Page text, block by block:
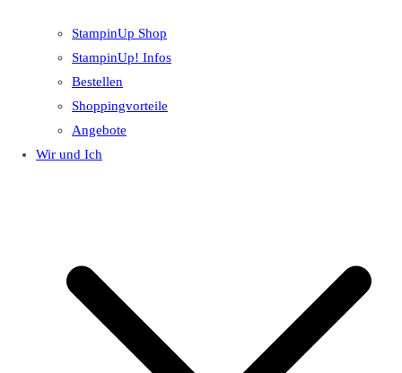
StampinUp Shop
StampinUp! Infos
Bestellen
Shoppingvorteile
Angebote
Wir und Ich